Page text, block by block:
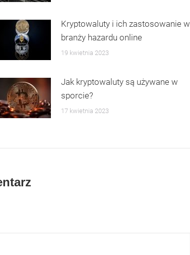
Kryptowaluty i ich zastosowanie w
branży hazardu online
19 kwietnia 2023
Jak kryptowaluty są używane w
sporcie?
17 kwietnia 2023